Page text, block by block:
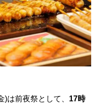
は前夜祭として、 17時